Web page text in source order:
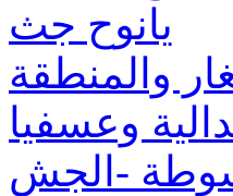
يانوح جث
والمنطقة
وعسفيا
-الجش